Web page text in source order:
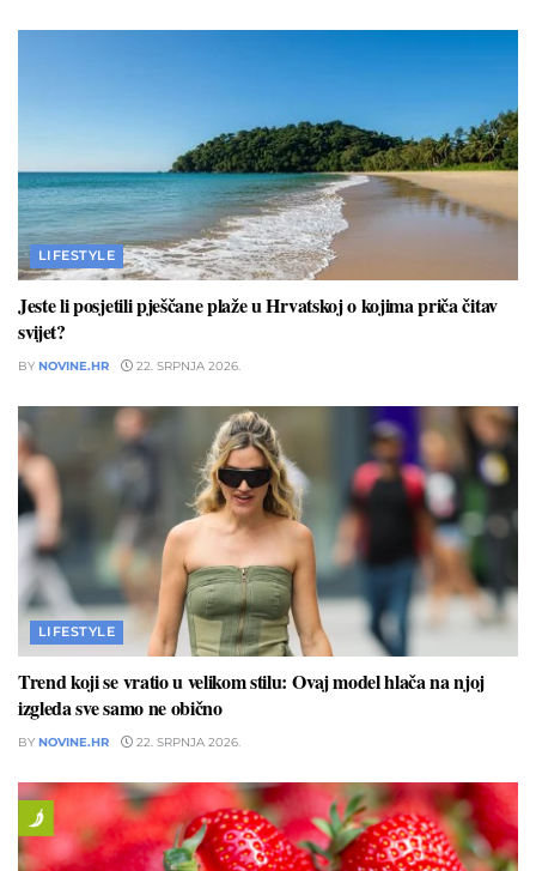
LIFESTYLE
Jeste li posjetili pješčane plaže u Hrvatskoj o kojima priča čitav
svijet?
BY NOVINE.HR 22. SRPNJA 2026.
LIFESTYLE
Trend koji se vratio u velikom stilu: Ovaj model hlača na njoj
izgleda sve samo ne obično
BY NOVINE.HR 22. SRPNJA 2026.